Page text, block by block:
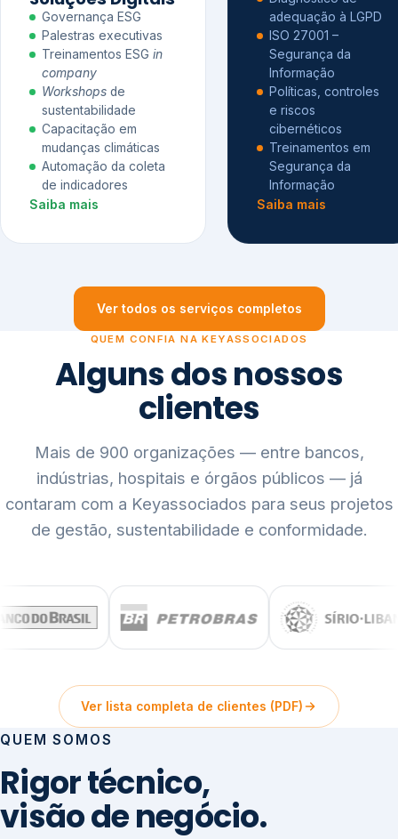
Governança ESG
Palestras executivas
Treinamentos ESG in
company
Workshops de
sustentabilidade
Capacitação em
mudanças climáticas
Automação da coleta
de indicadores
Saiba mais
adequação à LGPD
ISO 27001 –
Segurança da
Informação
Políticas, controles
e riscos
cibernéticos
Treinamentos em
Segurança da
Informação
Saiba mais
Ver todos os serviços completos
QUEM CONFIA NA KEYASSOCIADOS
Alguns dos nossos
clientes
Mais de 900 organizações — entre bancos,
indústrias, hospitais e órgãos públicos — já
contaram com a Keyassociados para seus projetos
de gestão, sustentabilidade e conformidade.
Ver lista completa de clientes (PDF)
QUEM SOMOS
Rigor técnico,
visão de negócio.